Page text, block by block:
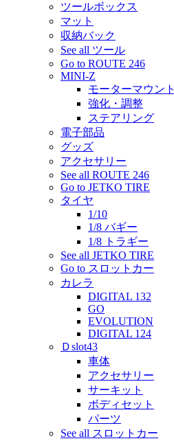
ツールボックス
マット
収納バック
See all ツール
Go to ROUTE 246
MINI-Z
モーターマウント
強化・調整
ステアリング
電子部品
グッズ
アクセサリー
See all ROUTE 246
Go to JETKO TIRE
タイヤ
1/10
1/8 バギー
1/8 トラギー
See all JETKO TIRE
Go to スロットカー
カレラ
DIGITAL 132
GO
EVOLUTION
DIGITAL 124
Ｄslot43
車体
アクセサリー
サーキット
ボディセット
パーツ
See all スロットカー